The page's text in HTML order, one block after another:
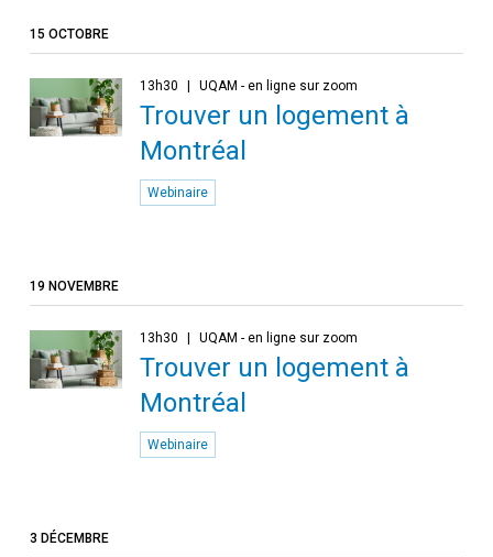
15 OCTOBRE
13h30 UQAM - en ligne sur zoom
Trouver un logement à
Montréal
Webinaire
19 NOVEMBRE
13h30 UQAM - en ligne sur zoom
Trouver un logement à
Montréal
Webinaire
3 DÉCEMBRE